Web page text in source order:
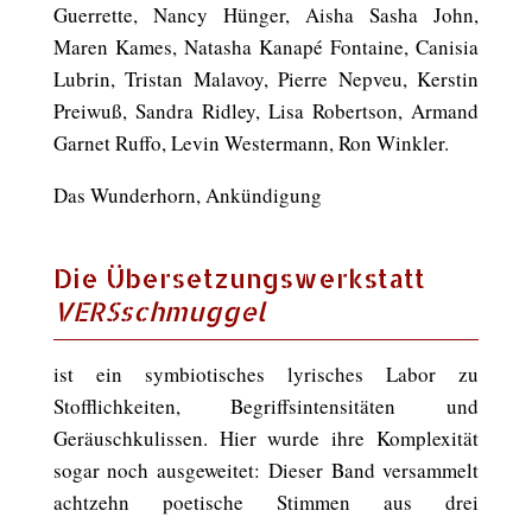
Guerrette, Nancy Hünger, Aisha Sasha John,
Maren Kames, Natasha Kanapé Fontaine, Canisia
Lubrin, Tristan Malavoy, Pierre Nepveu, Kerstin
Preiwuß, Sandra Ridley, Lisa Robertson, Armand
Garnet Ruffo, Levin Westermann, Ron Winkler.
Das Wunderhorn, Ankündigung
Die Übersetzungswerkstatt
VERSschmuggel
ist ein symbiotisches lyrisches Labor zu
Stofflichkeiten, Begriffsintensitäten und
Geräuschkulissen. Hier wurde ihre Komplexität
sogar noch ausgeweitet: Dieser Band versammelt
achtzehn poetische Stimmen aus drei